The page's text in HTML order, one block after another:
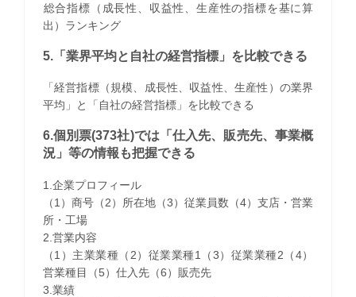
​総合指標（成長性、収益性、生産性の指標を基に算
出）ランキング
5.「業界平均と自社の経営指標」を比較できる
「経営指標（規模、成長性、収益性、生産性）の業界
平均」と「自社の経営指標」を比較できる
6.個別票(373社)では「仕入先、販売先、事業概
況」等の情報も把握できる
1.企業プロフィール
（1）商号（2）所在地（3）従業員数（4）支店・営業
所・工場
2.営業内容
（1）主業業種（2）従業業種1（3）従業業種2（4）
営業種目（5）仕入先（6）販売先
3.業績